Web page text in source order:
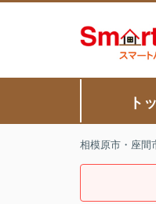
ト
相模原市・座間